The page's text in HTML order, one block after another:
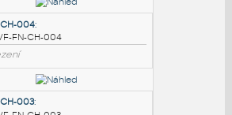
PODOBNÉ BLOKY